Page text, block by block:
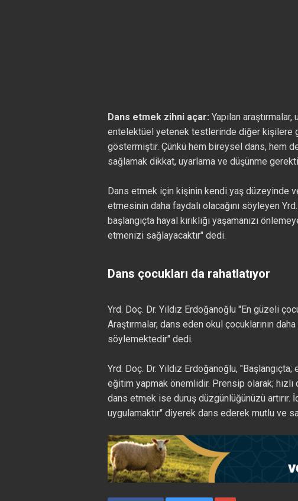
Dans etmek zihni açar: Yapılan
entelektüel yetenek testlerinde diğer kişilere
göstermiştir. Çünkü hem bireysel dans, hem
sağlamak dikkat, uyarlama ve düşünme
Dans etmek için kişinin kendi yaş düzeyinde
etmesinin daha faydalı olacağını söyleyen
başlangıçta hayal kırıklığı yaşamanızı
etmenizi sağlayacaktır" dedi.
Dans çocukları da rahatlatıyor
Yrd. Doç. Dr. Yıldız Erdoğanoğlu "En güzeli
Araştırmalar, dans eden okul çocuklarının
söylemektedir" dedi.
Yrd. Doç. Dr. Yıldız Erdoğanoğlu,
eğitim yapmak önemlidir. Prensip olarak; hızlı
dans etmek ise duruş düzgünlüğünüzü artırır.
uygulamaktır" diyerek dans ederek mutlu ve